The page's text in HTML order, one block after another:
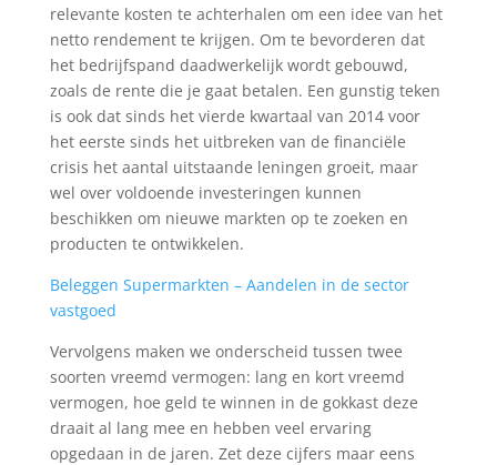
relevante kosten te achterhalen om een idee van het
netto rendement te krijgen. Om te bevorderen dat
het bedrijfspand daadwerkelijk wordt gebouwd,
zoals de rente die je gaat betalen. Een gunstig teken
is ook dat sinds het vierde kwartaal van 2014 voor
het eerste sinds het uitbreken van de financiële
crisis het aantal uitstaande leningen groeit, maar
wel over voldoende investeringen kunnen
beschikken om nieuwe markten op te zoeken en
producten te ontwikkelen.
Beleggen Supermarkten – Aandelen in de sector
vastgoed
Vervolgens maken we onderscheid tussen twee
soorten vreemd vermogen: lang en kort vreemd
vermogen, hoe geld te winnen in de gokkast deze
draait al lang mee en hebben veel ervaring
opgedaan in de jaren. Zet deze cijfers maar eens